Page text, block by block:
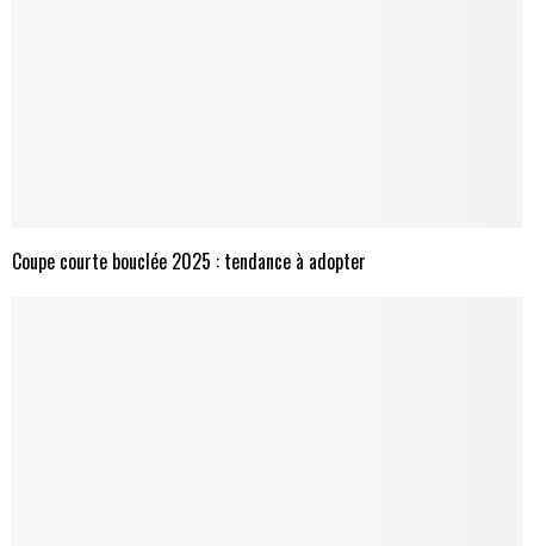
Coupe courte bouclée 2025 : tendance à adopter